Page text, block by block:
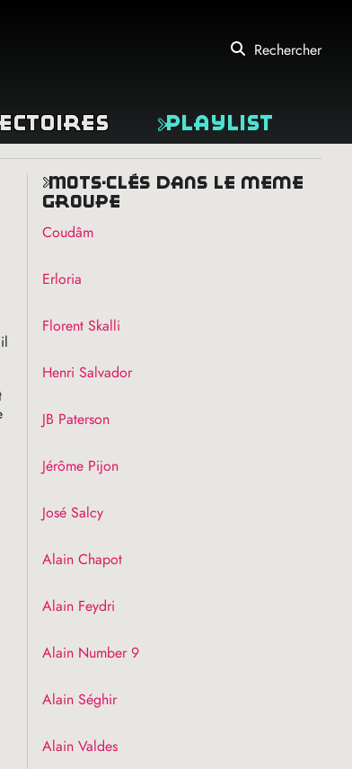
Rechercher
Playlist
mots-clés dans le même
groupe
Coudâm
Erloria
Florent Skalli
Henri Salvador
JB Paterson
Jérôme Pijon
José Salcy
Alain Chapot
Alain Feydri
Alain Number 9
Alain Séghir
Alain Valdes